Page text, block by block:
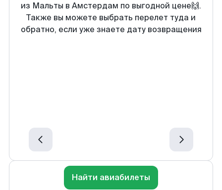
из Мальты в Амстердам по выгодной цене🙌.
Также вы можете выбрать перелет туда и
обратно, если уже знаете дату возвращения
Найти авиабилеты